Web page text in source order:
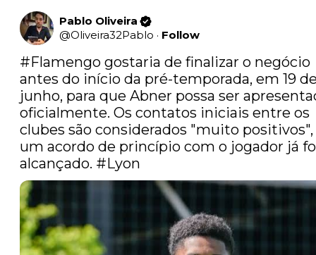
Pablo Oliveira
@Oliveira32Pablo · Follow
#Flamengo gostaria de finalizar o negócio
antes do início da pré-temporada, em 19
junho, para que Abner possa ser
oficialmente. Os contatos iniciais entre os
clubes são considerados "muito positivos",
um acordo de princípio com o jogador já
alcançado. #Lyon